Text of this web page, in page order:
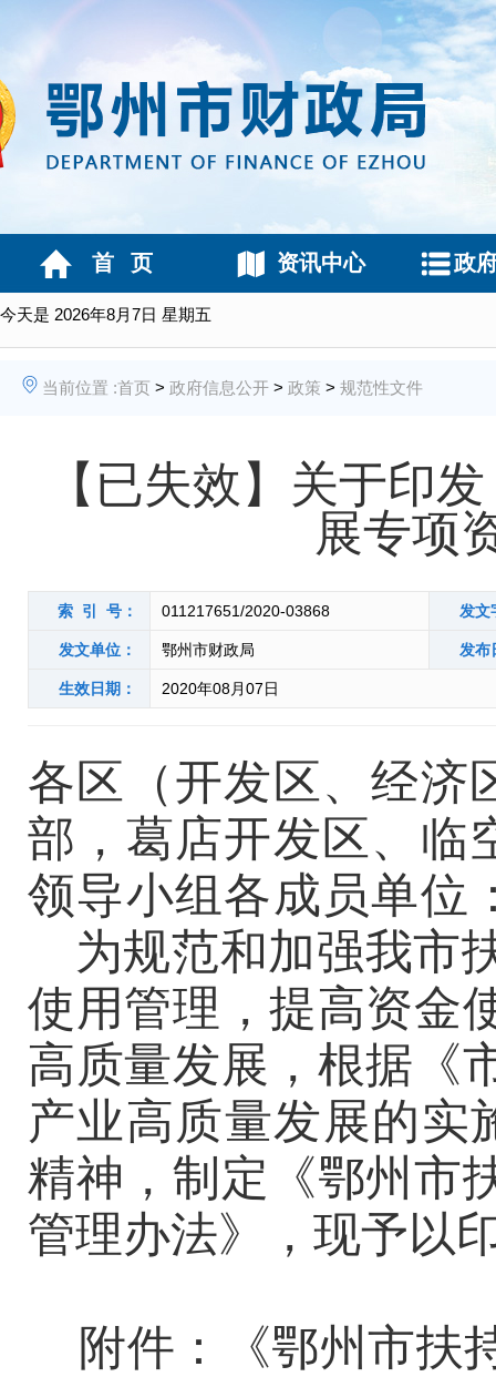
今天是 2026年8月7日 星期五
首 页 资讯中心 政
当前位置 :首页 > 政府信息公开 > 政策 > 规范性文件
【已失效】关于印
展专项
索 引 号： 011217651/2020-03868 发文
发文单位： 鄂州市财政局 发布
生效日期： 2020年08月07日
各区（开发区、经济
部， 葛店开发区、临
领导小组各成员单位
为规范和加强我市
使用管理，提高资金
高质量发展 ，根据《
产业高质量发展的实
精神，制定《鄂州市
管理办法》，现予以
附件：《鄂州市扶